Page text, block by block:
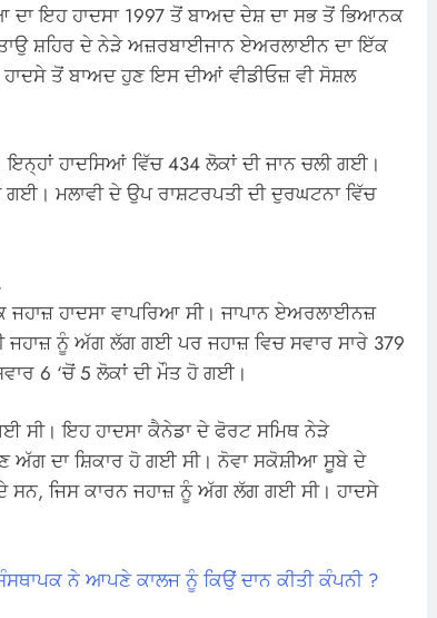
ਦਾ ਇਹ ਹਾਦਸਾ 1997 ਤੋਂ ਬਾਅਦ ਦੇਸ਼ ਦਾ ਸਭ ਤੋਂ ਭਿਆਨਕ
ਸ਼ਹਿਰ ਦੇ ਨੇੜੇ ਅਜ਼ਰਬਾਈਜਾਨ ਏਅਰਲਾਈਨ ਦਾ ਇੱਕ
ਤੋਂ ਬਾਅਦ ਹੁਣ ਇਸ ਦੀਆਂ ਵੀਡੀਓਜ਼ ਵੀ ਸੋਸ਼ਲ
ਹਾਦਸਿਆਂ ਵਿੱਚ 434 ਲੋਕਾਂ ਦੀ ਜਾਨ ਚਲੀ ਗਈ।
ਮਲਾਵੀ ਦੇ ਉਪ ਰਾਸ਼ਟਰਪਤੀ ਦੀ ਦੁਰਘਟਨਾ ਵਿੱਚ
ਹਾਦਸਾ ਵਾਪਰਿਆ ਸੀ। ਜਾਪਾਨ ਏਅਰਲਾਈਨਜ਼
ਨੂੰ ਅੱਗ ਲੱਗ ਗਈ ਪਰ ਜਹਾਜ਼ ਵਿਚ ਸਵਾਰ ਸਾਰੇ 379
6 ‘ਚੋਂ 5 ਲੋਕਾਂ ਦੀ ਮੌਤ ਹੋ ਗਈ।
ਸੀ। ਇਹ ਹਾਦਸਾ ਕੈਨੇਡਾ ਦੇ ਫੋਰਟ ਸਮਿਥ ਨੇੜੇ
ਅੱਗ ਦਾ ਸ਼ਿਕਾਰ ਹੋ ਗਈ ਸੀ। ਨੋਵਾ ਸਕੋਸ਼ੀਆ ਸੂਬੇ ਦੇ
ਜਿਸ ਕਾਰਨ ਜਹਾਜ਼ ਨੂੰ ਅੱਗ ਲੱਗ ਗਈ ਸੀ। ਹਾਦਸੇ
ਨੇ ਆਪਣੇ ਕਾਲਜ ਨੂੰ ਕਿਉਂ ਦਾਨ ਕੀਤੀ ਕੰਪਨੀ ?